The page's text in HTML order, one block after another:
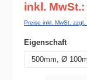
inkl. MwSt.:
Preise inkl. MwSt. zzgl.
Eigenschaft
500mm, Ø